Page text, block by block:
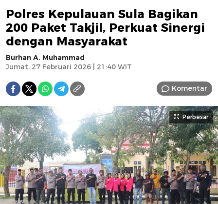
Polres Kepulauan Sula Bagikan
200 Paket Takjil, Perkuat Sinergi
dengan Masyarakat
Burhan A. Muhammad
Jumat, 27 Februari 2026 | 21:40 WIT
Komentar
Perbesar